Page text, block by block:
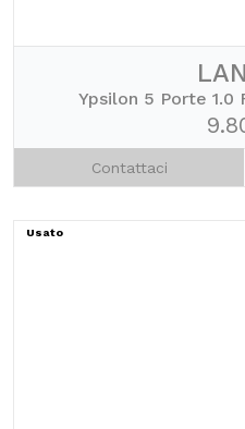
Ypsilon 5 Porte 1.0
Contattaci
Usato